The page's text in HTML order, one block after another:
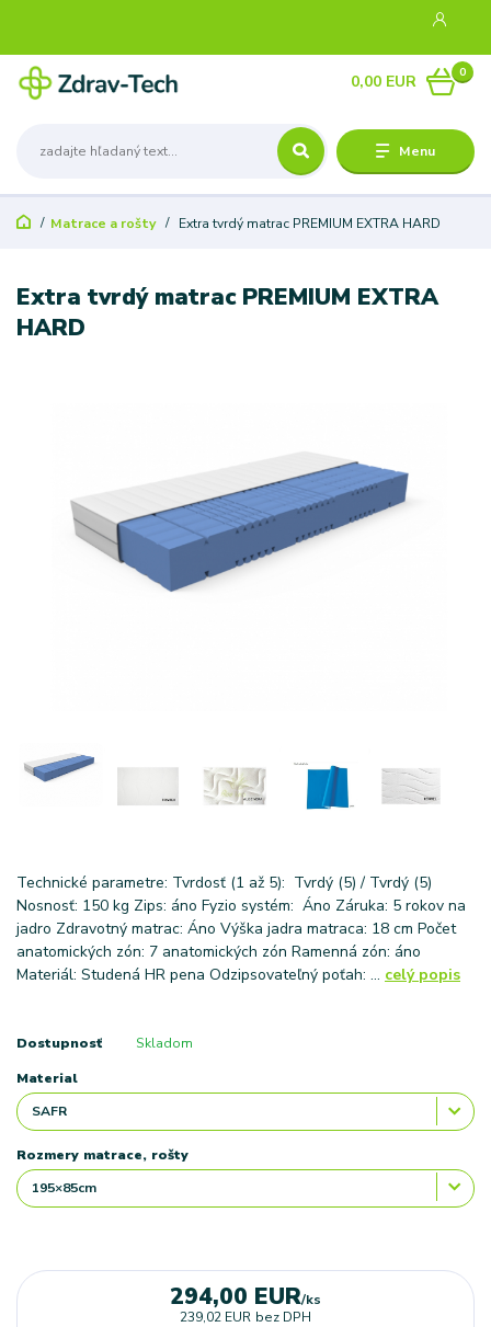
Menu
0
0,00 EUR
Matrace a rošty Extra tvrdý matrac PREMIUM EXTRA HARD
Extra tvrdý matrac PREMIUM EXTRA
HARD
Technické parametre: Tvrdosť (1 až 5): Tvrdý (5) / Tvrdý (5)
Nosnosť: 150 kg Zips: áno Fyzio systém: Áno Záruka: 5 rokov na
jadro Zdravotný matrac: Áno Výška jadra matraca: 18 cm Počet
anatomických zón: 7 anatomických zón Ramenná zón: áno
Materiál: Studená HR pena Odzipsovateľný poťah: ... celý popis
Dostupnosť Skladom
Material
Rozmery matrace, rošty
294,00 EUR/ks
239,02 EUR bez DPH